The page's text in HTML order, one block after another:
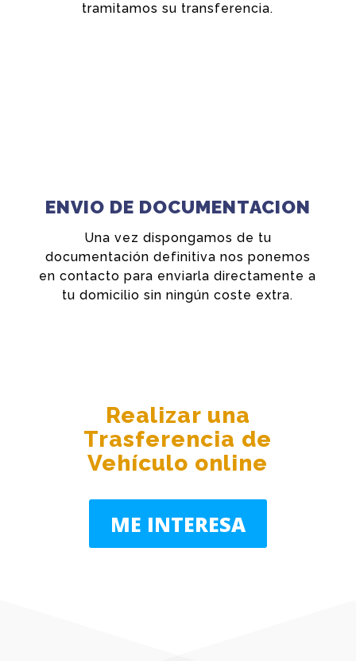
tramitamos su transferencia.
ENVIO DE DOCUMENTACION
Una vez dispongamos de tu
documentación definitiva nos ponemos
en contacto para enviarla directamente a
tu domicilio sin ningún coste extra.
Realizar una
Trasferencia de
Vehículo online
ME INTERESA